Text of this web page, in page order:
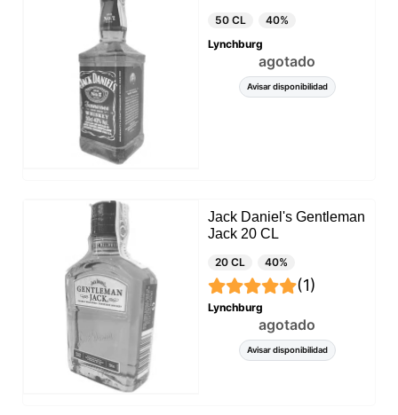
50 CL
40%
Lynchburg
agotado
Avisar disponibilidad
Jack Daniel's Gentleman
Jack 20 CL
20 CL 40%
(1)
Lynchburg
agotado
Avisar disponibilidad